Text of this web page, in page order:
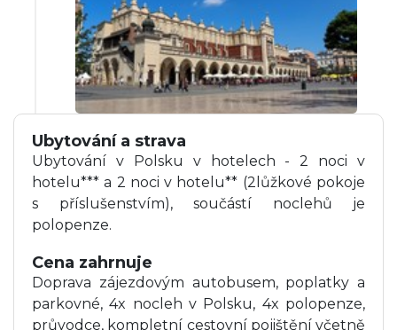
Mariánský kostel s gotickým oltářem Veita
Stosse, městské hradby s barbakanem a
Floriánskou bránou), odjezd do ČR.
Předpokládaný příjezd do nástupních míst v
nočních hodinách.
Ubytování a strava
Ubytování v Polsku v hotelech - 2 noci v
hotelu*** a 2 noci v hotelu** (2lůžkové pokoje
s příslušenstvím), součástí noclehů je
polopenze.
Cena zahrnuje
Doprava zájezdovým autobusem, poplatky a
parkovné, 4x nocleh v Polsku, 4x polopenze,
průvodce, kompletní cestovní pojištění včetně